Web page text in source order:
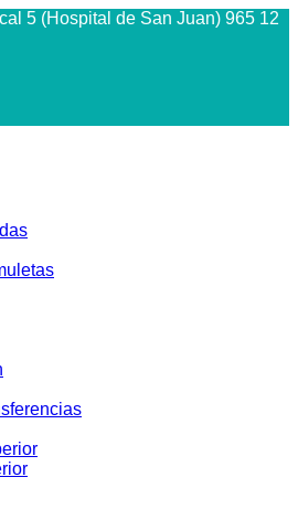
5 (Hospital de San Juan) 965 12